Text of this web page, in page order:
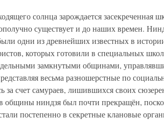
солнца зарождается засекреченная
существует и до наших времен.
одни из древнейших известных в
которых готовили в специальных
замкнутыми общинами,
весьма разношерстные по
за счет самураев, лишившихся своих
общины ниндзя был почти прекращён,
постепенно в секретные клановые